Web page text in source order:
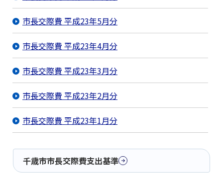
市長交際費 平成23年5月分
市長交際費 平成23年4月分
市長交際費 平成23年3月分
市長交際費 平成23年2月分
市長交際費 平成23年1月分
千歳市市長交際費支出基準